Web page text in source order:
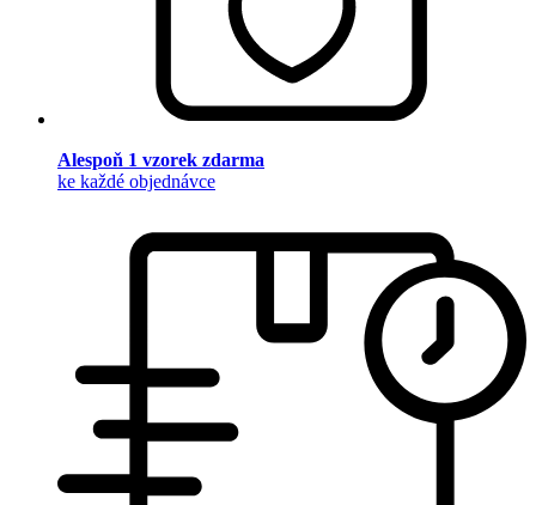
Alespoň 1 vzorek zdarma
ke každé objednávce